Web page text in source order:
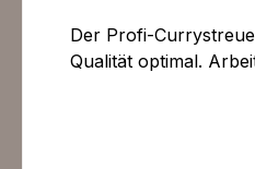
Der Profi-
Qualität optimal.